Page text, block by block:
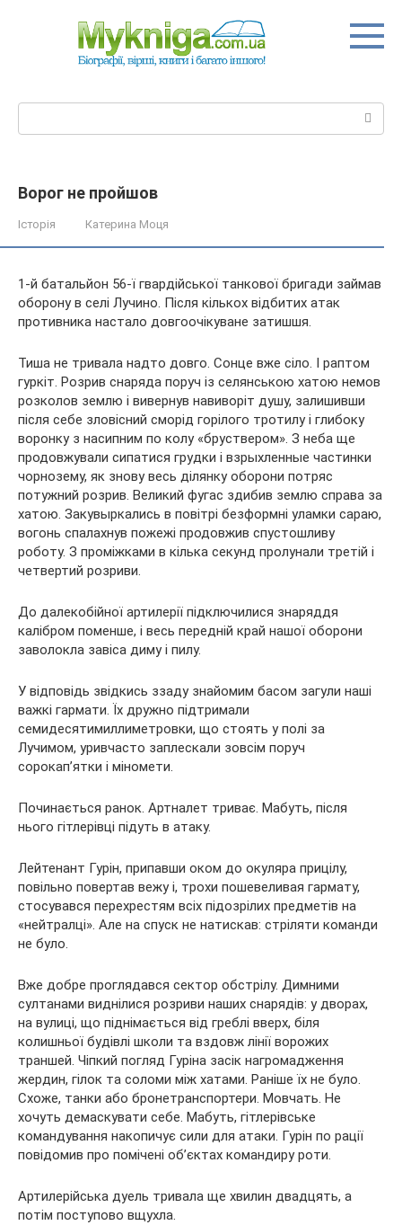
Ворог не пройшов
Історія Катерина Моця
1-й батальйон 56-ї гвардійської танкової бригади займав
оборону в селі Лучино. Після кількох відбитих атак
противника настало довгоочікуване затишшя.
Тиша не тривала надто довго. Сонце вже сіло. І раптом
гуркіт. Розрив снаряда поруч із селянською хатою немов
розколов землю і вивернув навиворіт душу, залишивши
після себе зловісний сморід горілого тротилу і глибоку
воронку з насипним по колу «бруствером». З неба ще
продовжували сипатися грудки і взрыхленные частинки
чорнозему, як знову весь ділянку оборони потряс
потужний розрив. Великий фугас здибив землю справа за
хатою. Закувыркались в повітрі безформні уламки сараю,
вогонь спалахнув пожежі продовжив спустошливу
роботу. З проміжками в кілька секунд пролунали третій і
четвертий розриви.
До далекобійної артилерії підключилися знаряддя
калібром поменше, і весь передній край нашої оборони
заволокла завіса диму і пилу.
У відповідь звідкись ззаду знайомим басом загули наші
важкі гармати. Їх дружно підтримали
семидесятимиллиметровки, що стоять у полі за
Лучимом, уривчасто заплескали зовсім поруч
сорокап’ятки і міномети.
Починається ранок. Артналет триває. Мабуть, після
нього гітлерівці підуть в атаку.
Лейтенант Гурін, припавши оком до окуляра прицілу,
повільно повертав вежу і, трохи пошевеливая гармату,
стосувався перехрестям всіх підозрілих предметів на
«нейтралці». Але на спуск не натискав: стріляти команди
не було.
Вже добре проглядався сектор обстрілу. Димними
султанами виднілися розриви наших снарядів: у дворах,
на вулиці, що піднімається від греблі вверх, біля
колишньої будівлі школи та вздовж лінії ворожих
траншей. Чіпкий погляд Гуріна засік нагромадження
жердин, гілок та соломи між хатами. Раніше їх не було.
Схоже, танки або бронетранспортери. Мовчать. Не
хочуть демаскувати себе. Мабуть, гітлерівське
командування накопичує сили для атаки. Гурін по рації
повідомив про помічені об’єктах командиру роти.
Артилерійська дуель тривала ще хвилин двадцять, а
потім поступово вщухла.